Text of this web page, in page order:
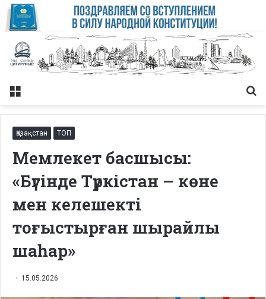
Меню
Қазақстан ТОП
Мемлекет басшысы:
«Бүгінде Түркістан – көне
мен келешекті
тоғыстырған шырайлы
шаһар»
15.05.2026